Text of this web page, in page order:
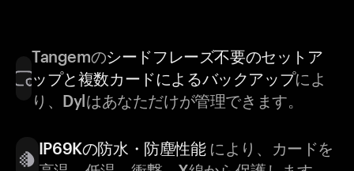
Tangemのシードフレーズ不要のセットア
ップと複数カードによるバックアップによ
り、Dylはあなただけが管理できます。
IP69Kの防水・防塵性能により、カードを